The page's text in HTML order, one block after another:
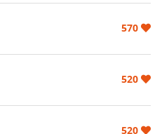
570
520
520